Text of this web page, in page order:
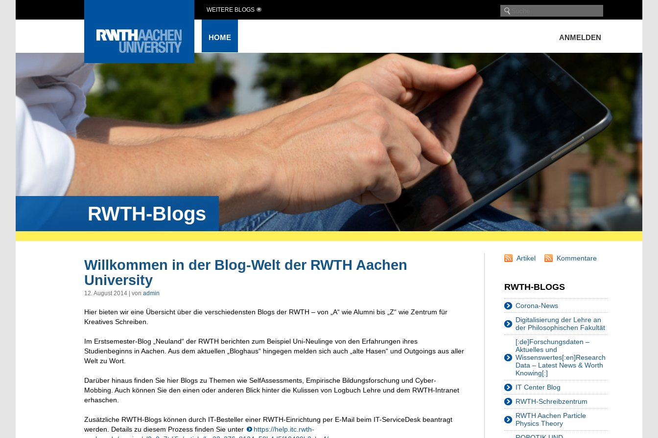
HOME ANMELDEN
WEITERE BLOGS
RWTH-Blogs
Willkommen in der Blog-Welt der RWTH Aachen
University
12. August 2014 | von admin
Hier bieten wir eine Übersicht über die verschiedensten Blogs der RWTH – von „A“ wie Alumni bis „Z“ wie Zentrum für
Kreatives Schreiben.
Im Erstsemester-Blog „Neuland“ der RWTH berichten zum Beispiel Uni-Neulinge von den Erfahrungen ihres
Studienbeginns in Aachen. Aus dem aktuellen „Bloghaus“ hingegen melden sich auch „alte Hasen“ und Outgoings aus aller
Welt zu Wort.
Darüber hinaus finden Sie hier Blogs zu Themen wie SelfAssessments, Empirische Bildungsforschung und Cyber-
Mobbing. Auch können Sie den einen oder anderen Blick hinter die Kulissen von Logbuch Lehre und dem RWTH-Intranet
erhaschen.
Zusätzliche RWTH-Blogs können durch IT-Besteller einer RWTH-Einrichtung per E-Mail beim IT-ServiceDesk beantragt
werden. Details zu diesem Prozess finden Sie unter
https://help.itc.rwth-
Artikel Kommentare
RWTH-BLOGS
Corona-News
Digitalisierung der Lehre an
der Philosophischen Fakultät
[:de]Forschungsdaten –
Aktuelles und
Wissenswertes[:en]Research
Data – Latest News & Worth
Knowing[:]
IT Center Blog
RWTH-Schreibzentrum
RWTH Aachen Particle
Physics Theory